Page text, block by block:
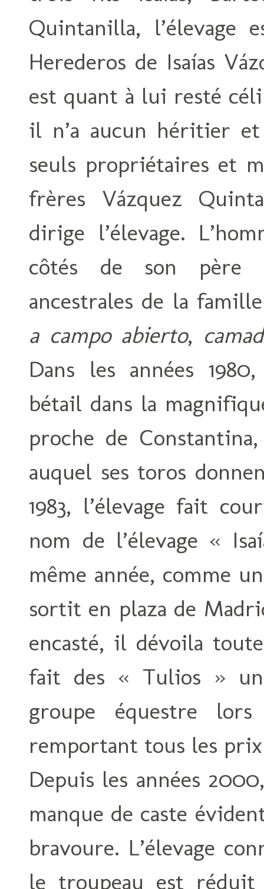
Quintanilla,
Herederos de Isaías
est quant à lui resté
il n’a aucun héritier
seuls propriétaires et
frères Vázquez
dirige l’élevage.
côtés de son père
ancestrales de la
a campo abierto,
Dans les années
bétail dans la
proche de
auquel ses toros
1983, l’élevage fait
nom de l’élevage «
même année, comme
sortit en plaza de
encasté, il dévoila
fait des « Tulios »
groupe équestre
remportant tous les
Depuis les années
manque de caste
bravoure. L’élevage
le troupeau est réduit